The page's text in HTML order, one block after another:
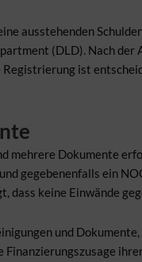
ausstehenden
(DLD). Nach
ist
mehrere Dokumente
gegebenenfalls ein
keine Einwände
und